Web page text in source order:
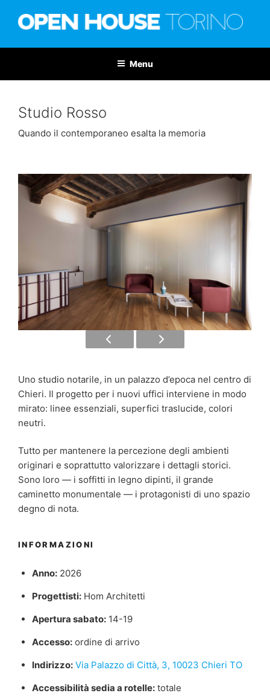
Menu
Studio Rosso
Quando il contemporaneo esalta la memoria
Uno studio notarile, in un palazzo d’epoca nel centro di
Chieri. Il progetto per i nuovi uffici interviene in modo
mirato: linee essenziali, superfici traslucide, colori
neutri.
Tutto per mantenere la percezione degli ambienti
originari e soprattutto valorizzare i dettagli storici.
Sono loro — i soffitti in legno dipinti, il grande
caminetto monumentale — i protagonisti di uno spazio
degno di nota.
INFORMAZIONI
Anno:2026
Progettisti:Hom Architetti
Apertura sabato:14-19
Accesso:ordine di arrivo
Indirizzo: Via Palazzo di Città, 3, 10023 Chieri TO
Accessibilità sedia a rotelle:totale